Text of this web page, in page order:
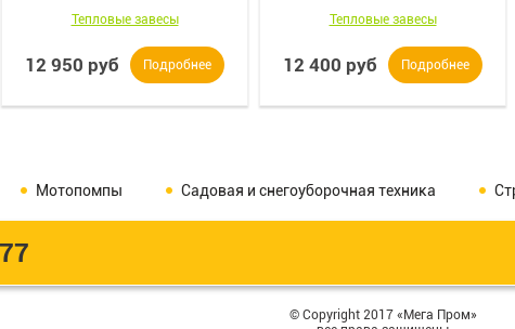
Тепловые завесы
12 950 руб Подробнее
Тепловые завесы
12 400 руб Подробнее
Мотопомпы Садовая и снегоуборочная техника
© Copyright 2017 «Мега Пром»